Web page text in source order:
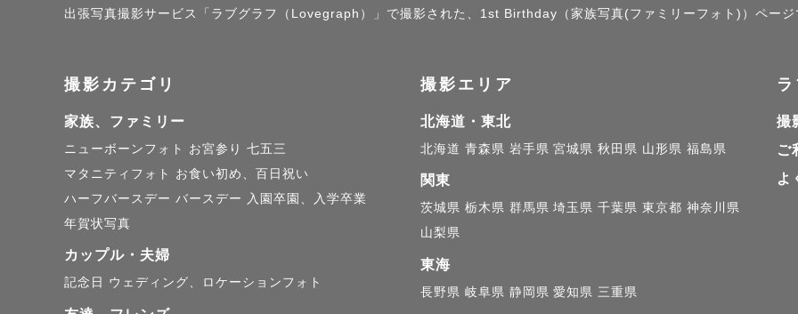
I'm looking forward to meeting you.
﹋﹋﹋﹋﹋﹋﹋﹋﹋﹋﹋﹋﹋﹋
👤 私について 👤
はじめまして！
出張写真撮影サービス「ラブグラフ（Lovegraph）」で撮影された、1st Birthday（家族写真(ファミリーフォト)）ページ
撮影カテゴリ
家族、ファミリー
ニューボーンフォト お宮参り 七五三
マタニティフォト
お食い初め、百日祝い
ハーフバースデー バースデー
入園卒園、入学卒業
年賀状写真
カップル・夫婦
記念日 ウェディング、ロケーションフォト
撮影エリア
北海道・東北
北海道 青森県 岩手県 宮城県 秋田県 山形県 福島県
関東
茨城県 栃木県 群馬県 埼玉県 千葉県 東京都 神奈川県
山梨県
東海
長野県 岐阜県 静岡県 愛知県 三重県
撮
ご
よ